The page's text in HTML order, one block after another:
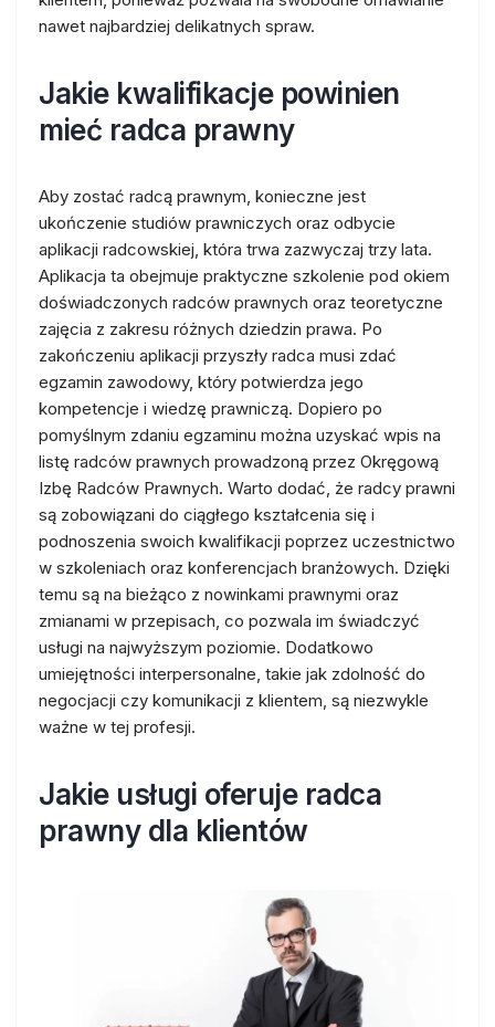
nawet najbardziej delikatnych spraw.
Jakie kwalifikacje powinien
mieć radca prawny
Aby zostać radcą prawnym, konieczne jest
ukończenie studiów prawniczych oraz odbycie
aplikacji radcowskiej, która trwa zazwyczaj trzy lata.
Aplikacja ta obejmuje praktyczne szkolenie pod okiem
doświadczonych radców prawnych oraz teoretyczne
zajęcia z zakresu różnych dziedzin prawa. Po
zakończeniu aplikacji przyszły radca musi zdać
egzamin zawodowy, który potwierdza jego
kompetencje i wiedzę prawniczą. Dopiero po
pomyślnym zdaniu egzaminu można uzyskać wpis na
listę radców prawnych prowadzoną przez Okręgową
Izbę Radców Prawnych. Warto dodać, że radcy prawni
są zobowiązani do ciągłego kształcenia się i
podnoszenia swoich kwalifikacji poprzez uczestnictwo
w szkoleniach oraz konferencjach branżowych. Dzięki
temu są na bieżąco z nowinkami prawnymi oraz
zmianami w przepisach, co pozwala im świadczyć
usługi na najwyższym poziomie. Dodatkowo
umiejętności interpersonalne, takie jak zdolność do
negocjacji czy komunikacji z klientem, są niezwykle
ważne w tej profesji.
Jakie usługi oferuje radca
prawny dla klientów